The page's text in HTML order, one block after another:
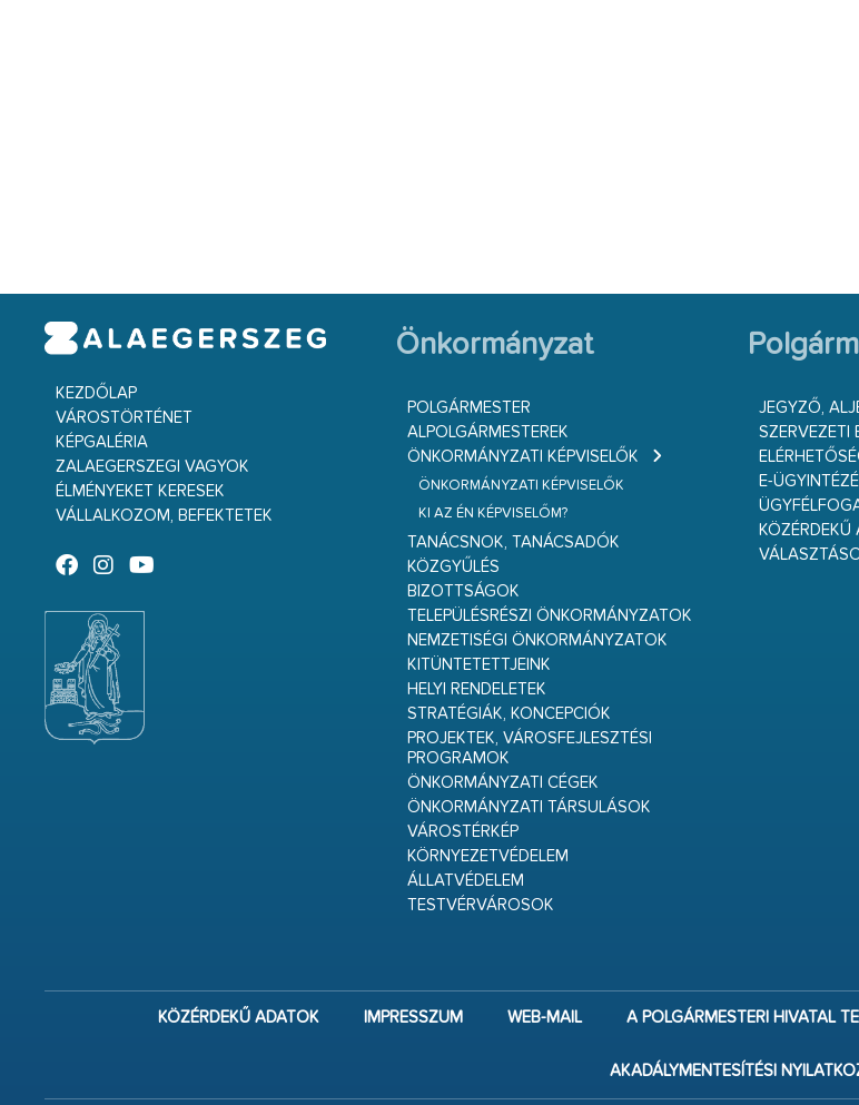
KEZDŐLAP
VÁROSTÖRTÉNET
KÉPGALÉRIA
ZALAEGERSZEGI VAGYOK
ÉLMÉNYEKET KERESEK
VÁLLALKOZOM, BEFEKTETEK
Önkormányzat
POLGÁRMESTER
ALPOLGÁRMESTEREK
ÖNKORMÁNYZATI KÉPVISELŐK
ÖNKORMÁNYZATI KÉPVISELŐK
KI AZ ÉN KÉPVISELŐM?
TANÁCSNOK, TANÁCSADÓK
KÖZGYŰLÉS
BIZOTTSÁGOK
TELEPÜLÉSRÉSZI ÖNKORMÁNYZATOK
NEMZETISÉGI ÖNKORMÁNYZATOK
KITÜNTETETTJEINK
HELYI RENDELETEK
STRATÉGIÁK, KONCEPCIÓK
PROJEKTEK, VÁROSFEJLESZTÉSI
PROGRAMOK
ÖNKORMÁNYZATI CÉGEK
ÖNKORMÁNYZATI TÁRSULÁSOK
VÁROSTÉRKÉP
KÖRNYEZETVÉDELEM
ÁLLATVÉDELEM
TESTVÉRVÁROSOK
JEGYZŐ,
SZERVEZETI
E-
KÖZÉRDEKŰ
KÖZÉRDEKŰ ADATOK IMPRESSZUM WEB-MAIL A POLGÁRMESTERI HIVATAL
AKADÁLYMENTESÍTÉSI